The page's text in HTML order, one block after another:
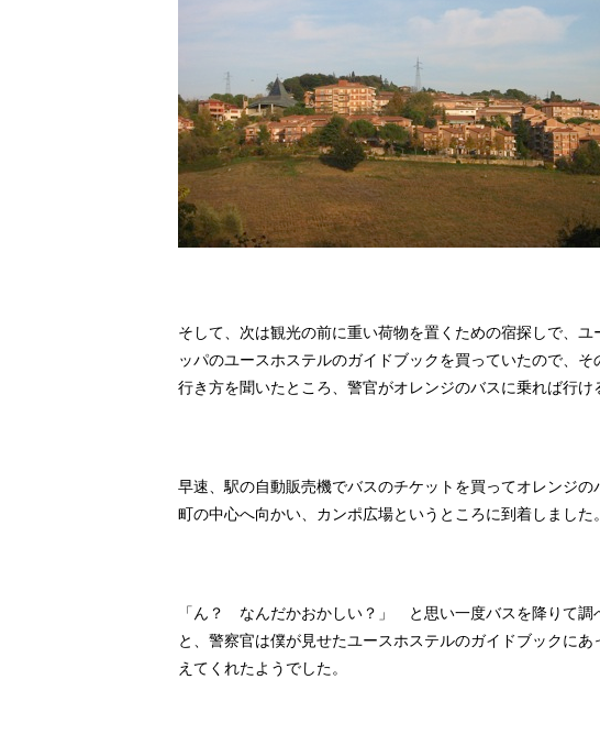
そして、次は観光の前に重い荷物を置くための宿探しで、
ッパのユースホステルのガイドブックを買っていたので、
行き方を聞いたところ、警官がオレンジのバスに乗れば行け
早速、駅の自動販売機でバスのチケットを買ってオレンジ
町の中心へ向かい、カンポ広場というところに到着しました。
「ん？ なんだかおかしい？」 と思い一度バスを降りて調
と、警察官は僕が見せたユースホステルのガイドブックに
えてくれたようでした。